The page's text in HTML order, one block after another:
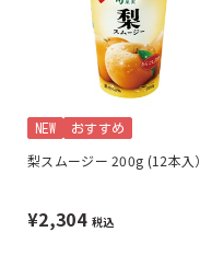
NEW おすすめ
梨スムージー 200g (12本入）
¥2,304 税込